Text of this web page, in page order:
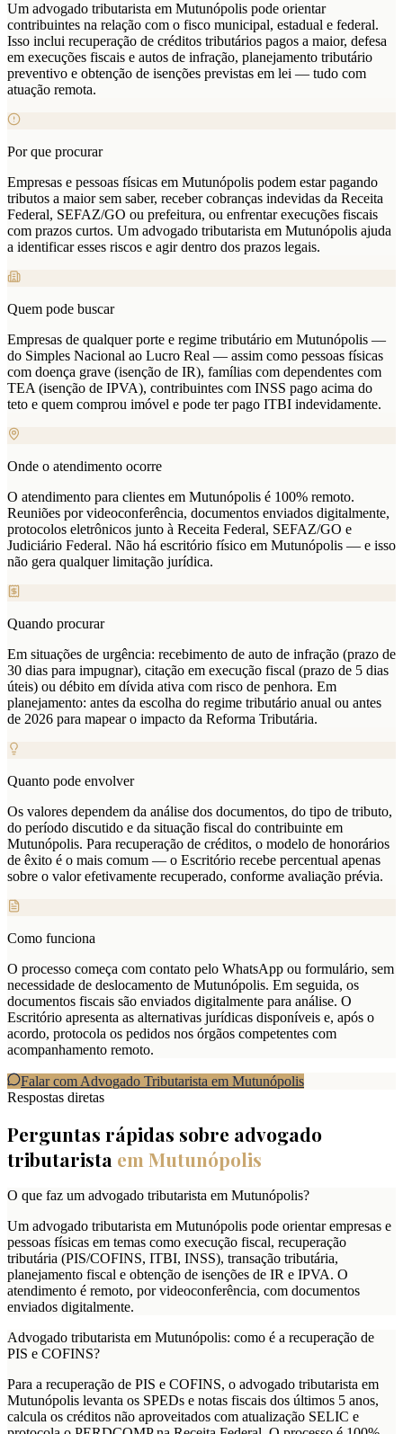
Um advogado tributarista em Mutunópolis pode orientar
contribuintes na relação com o fisco municipal, estadual e federal.
Isso inclui recuperação de créditos tributários pagos a maior, defesa
em execuções fiscais e autos de infração, planejamento tributário
preventivo e obtenção de isenções previstas em lei — tudo com
atuação remota.
Por que procurar
Empresas e pessoas físicas em Mutunópolis podem estar pagando
tributos a maior sem saber, receber cobranças indevidas da Receita
Federal, SEFAZ/GO ou prefeitura, ou enfrentar execuções fiscais
com prazos curtos. Um advogado tributarista em Mutunópolis ajuda
a identificar esses riscos e agir dentro dos prazos legais.
Quem pode buscar
Empresas de qualquer porte e regime tributário em Mutunópolis —
do Simples Nacional ao Lucro Real — assim como pessoas físicas
com doença grave (isenção de IR), famílias com dependentes com
TEA (isenção de IPVA), contribuintes com INSS pago acima do
teto e quem comprou imóvel e pode ter pago ITBI indevidamente.
Onde o atendimento ocorre
O atendimento para clientes em Mutunópolis é 100% remoto.
Reuniões por videoconferência, documentos enviados digitalmente,
protocolos eletrônicos junto à Receita Federal, SEFAZ/GO e
Judiciário Federal. Não há escritório físico em Mutunópolis — e isso
não gera qualquer limitação jurídica.
Quando procurar
Em situações de urgência: recebimento de auto de infração (prazo de
30 dias para impugnar), citação em execução fiscal (prazo de 5 dias
úteis) ou débito em dívida ativa com risco de penhora. Em
planejamento: antes da escolha do regime tributário anual ou antes
de 2026 para mapear o impacto da Reforma Tributária.
Quanto pode envolver
Os valores dependem da análise dos documentos, do tipo de tributo,
do período discutido e da situação fiscal do contribuinte em
Mutunópolis. Para recuperação de créditos, o modelo de honorários
de êxito é o mais comum — o Escritório recebe percentual apenas
sobre o valor efetivamente recuperado, conforme avaliação prévia.
Como funciona
O processo começa com contato pelo WhatsApp ou formulário, sem
necessidade de deslocamento de Mutunópolis. Em seguida, os
documentos fiscais são enviados digitalmente para análise. O
Escritório apresenta as alternativas jurídicas disponíveis e, após o
acordo, protocola os pedidos nos órgãos competentes com
acompanhamento remoto.
Falar com Advogado Tributarista em Mutunópolis
Respostas diretas
Perguntas rápidas sobre advogado
tributarista em Mutunópolis
O que faz um advogado tributarista em Mutunópolis?
Um advogado tributarista em Mutunópolis pode orientar empresas e
pessoas físicas em temas como execução fiscal, recuperação
tributária (PIS/COFINS, ITBI, INSS), transação tributária,
planejamento fiscal e obtenção de isenções de IR e IPVA. O
atendimento é remoto, por videoconferência, com documentos
enviados digitalmente.
Advogado tributarista em Mutunópolis: como é a recuperação de
PIS e COFINS?
Para a recuperação de PIS e COFINS, o advogado tributarista em
Mutunópolis levanta os SPEDs e notas fiscais dos últimos 5 anos,
calcula os créditos não aproveitados com atualização SELIC e